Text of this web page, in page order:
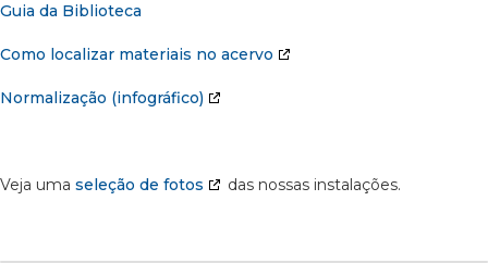
Guia da Biblioteca
Como localizar materiais no acervo
Normalização (infográfico)
Veja uma seleção de fotos das nossas instalações.